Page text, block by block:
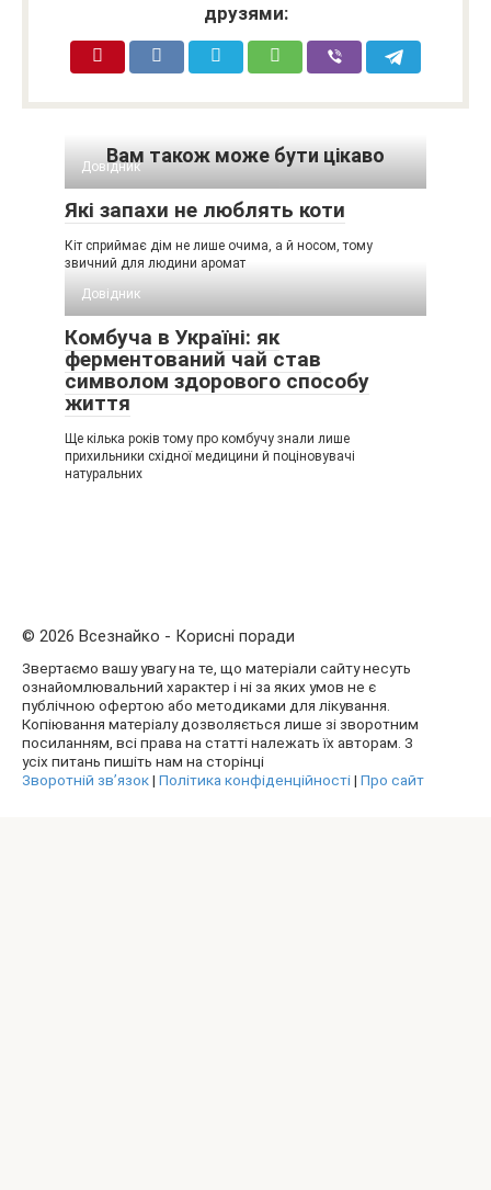
друзями:
Вам також може бути цікаво
Довідник
Які запахи не люблять коти
Кіт сприймає дім не лише очима, а й носом, тому
звичний для людини аромат
Довідник
Комбуча в Україні: як
ферментований чай став
символом здорового способу
життя
Ще кілька років тому про комбучу знали лише
прихильники східної медицини й поціновувачі
натуральних
© 2026 Всезнайко - Корисні поради
Звертаємо вашу увагу на те, що матеріали сайту несуть
ознайомлювальний характер і ні за яких умов не є
публічною офертою або методиками для лікування.
Копіювання матеріалу дозволяється лише зі зворотним
посиланням, всі права на статті належать їх авторам. З
усіх питань пишіть нам на сторінці
Зворотній зв’язок| Політика конфіденційності| Про сайт